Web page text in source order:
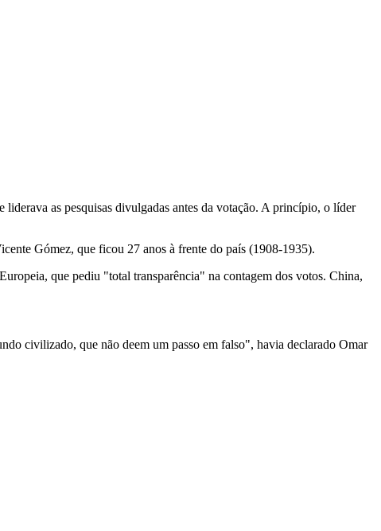
as pesquisas divulgadas antes da votação. A princípio, o líder
Gómez, que ficou 27 anos à frente do país (1908-1935).
que pediu "total transparência" na contagem dos votos. China,
civilizado, que não deem um passo em falso", havia declarado Omar